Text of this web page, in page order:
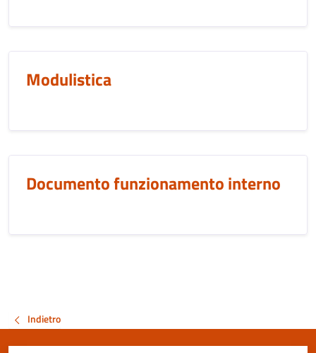
Modulistica
Documento funzionamento interno
Indietro